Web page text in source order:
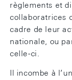
règlements et
collaboratrices
cadre de leur
nationale, ou
celle-ci.
Il incombe à